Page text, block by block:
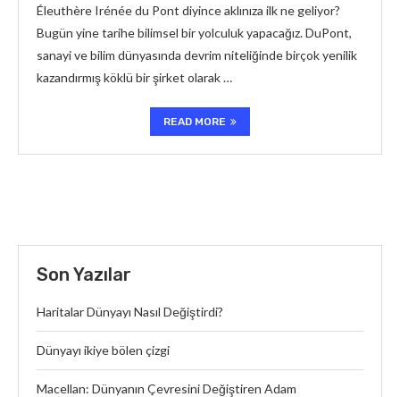
Éleuthère Irénée du Pont diyince aklınıza ilk ne geliyor?
Bugün yine tarihe bilimsel bir yolculuk yapacağız. DuPont,
sanayi ve bilim dünyasında devrim niteliğinde birçok yenilik
kazandırmış köklü bir şirket olarak …
READ MORE
Son Yazılar
Haritalar Dünyayı Nasıl Değiştirdi?
Dünyayı ikiye bölen çizgi
Macellan: Dünyanın Çevresini Değiştiren Adam